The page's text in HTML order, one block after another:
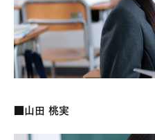
■山田 桃実